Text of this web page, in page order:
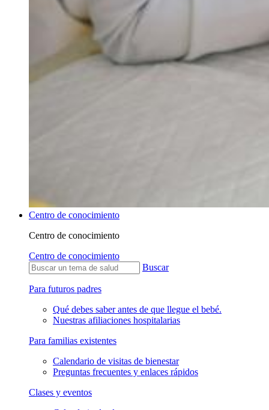
Centro de conocimiento
Centro de conocimiento
Centro de conocimiento
Buscar
Para futuros padres
Qué debes saber antes de que llegue el bebé.
Nuestras afiliaciones hospitalarias
Para familias existentes
Calendario de visitas de bienestar
Preguntas frecuentes y enlaces rápidos
Clases y eventos